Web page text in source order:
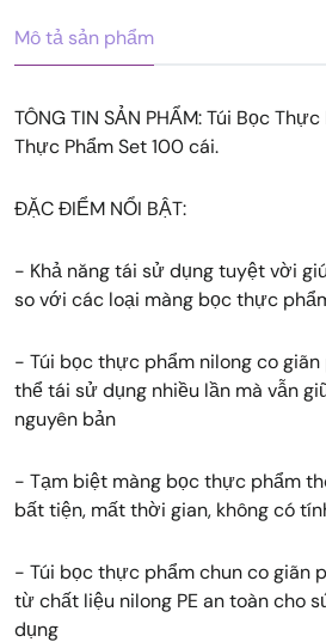
Mô tả sản phẩm
TÔNG TIN SẢN PHẨM: Túi Bọc
Thực Phẩm Set 100 cái.
ĐẶC ĐIỂM NỔI BẬT:
- Khả năng tái sử dụng tuyệt vời
so với các loại màng bọc thực
- Túi bọc thực phẩm nilong co
thể tái sử dụng nhiều lần mà vẫn
nguyên bản
- Tạm biệt màng bọc thực phẩm
bất tiện, mất thời gian, không có
- Túi bọc thực phẩm chun co giãn
từ chất liệu nilong PE an toàn cho
dụng